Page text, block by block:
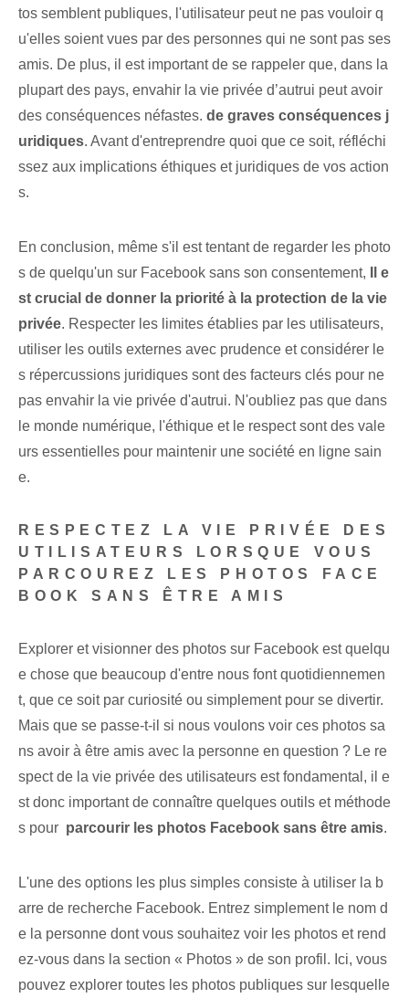
tos semblent publiques, l'utilisateur peut ne pas vouloir q
u'elles soient vues par des personnes qui ne sont pas ses
amis. De plus, il est important de se rappeler‌ que, dans la
plupart des pays, envahir la vie privée d’autrui peut avoir
des conséquences néfastes. de graves conséquences j
uridiques.​ Avant d'entreprendre quoi que ce soit, réfléchi
ssez aux implications éthiques et juridiques de vos action
s.
En conclusion, même s'il est tentant de regarder les photo
s de quelqu'un sur Facebook sans son consentement,
Il e
st crucial de donner la priorité à la protection de la vie
privée.​ Respecter les limites établies⁢ par les utilisateurs,
utiliser ⁢les outils externes avec⁣ prudence et considérer ⁣le
s répercussions juridiques ​sont des facteurs clés pour ne
pas envahir la vie privée d'autrui. N'oubliez pas que dans
le monde numérique, l'éthique et le respect sont des vale
urs essentielles⁢ pour maintenir une société en ligne sain
e.
RESPECTEZ LA VIE PRIVÉE DES
UTILISATEURS LORSQUE VOUS
PARCOUREZ LES PHOTOS FACE
BOOK SANS ÊTRE AMIS
Explorer et visionner des photos sur Facebook est quelqu
e chose que beaucoup d'entre nous font quotidiennemen
t, que ce soit par curiosité ou simplement pour se divertir.
Mais que se passe-t-il si nous voulons voir ces photos sa
ns avoir à être amis avec la personne en question ? Le re
spect de la vie privée des utilisateurs est ⁤fondamental, il e
st donc‍ important de connaître quelques outils et⁤ méthode
s pour ⁢ parcourir les photos Facebook sans être amis.
L'une des options les plus simples consiste à utiliser la b
arre de recherche Facebook. Entrez simplement le nom d
e la personne dont vous souhaitez voir les photos et rend
ez-vous dans la section « Photos » de son profil. Ici, vous
pouvez explorer toutes les photos publiques sur lesquelle